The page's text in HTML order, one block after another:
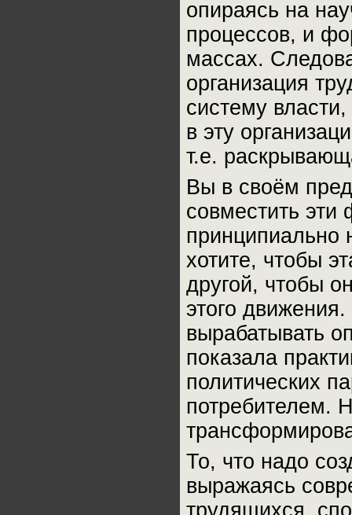
опираясь на
процессов, и
массах.
организация
систему
в эту
т.е.
Вы в своём
совместить эти
принципиально
хотите, чтобы
другой, чтобы
этого
вырабатывать
показала
политических
потребителем.
То, что надо
выражаясь
трудящихся,